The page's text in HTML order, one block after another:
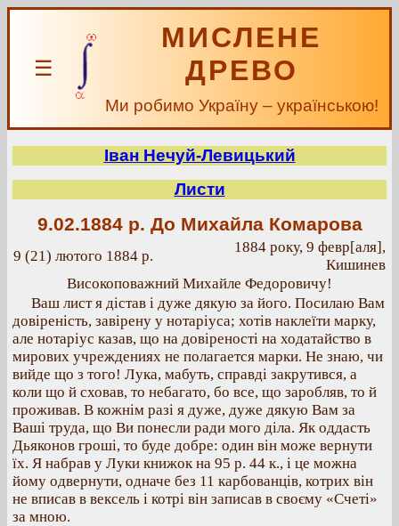
☰
МИСЛЕНЕ
ДРЕВО
Ми робимо Україну – українською!
Іван Нечуй-Левицький
Листи
9.02.1884 р. До Михайла Комарова
9 (21) лютого 1884 р.
1884 року, 9 февр[аля],
Кишинев
Високоповажний Михайле Федоровичу!
Ваш лист я дістав і дуже дякую за його. Посилаю Вам
довіреність, завірену у нотаріуса; хотів наклеїти марку,
але нотаріус казав, що на довіреності на ходатайство в
мирових учреждениях не полагается марки. Не знаю, чи
вийде що з того! Лука, мабуть, справді закрутився, а
коли що й сховав, то небагато, бо все, що заробляв, то й
проживав. В кожнім разі я дуже, дуже дякую Вам за
Ваші труда, що Ви понесли ради мого діла. Як оддасть
Дьяконов гроші, то буде добре: один він може вернути
їх. Я набрав у Луки книжок на 95 р. 44 к., і це можна
йому одвернути, одначе без 11 карбованців, котрих він
не вписав в вексель і котрі він записав в своєму «Счеті»
за мною.